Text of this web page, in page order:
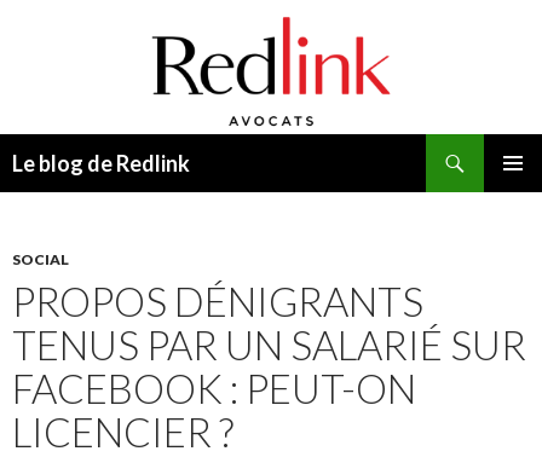
Le blog de Redlink
SOCIAL
PROPOS DÉNIGRANTS
TENUS PAR UN SALARIÉ SUR
FACEBOOK : PEUT-ON
LICENCIER ?